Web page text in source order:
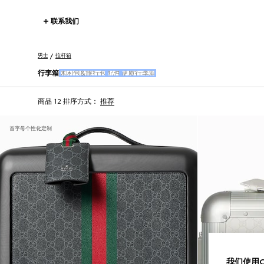
联系我们
男士 拉杆箱
行李箱 休闲包&旅行包 配件 硬质行李箱
商品 12 排序方式： 推荐
首字母个性化定制